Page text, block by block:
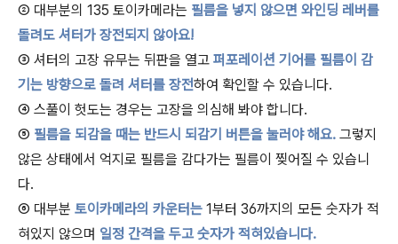
② 대부분의 135 토이카메라는 필름을 넣지 않으면 와인딩 레버를
돌려도 셔터가 장전되지 않아요!
③ 셔터의 고장 유무는 뒤판을 열고 퍼포레이션 기어를 필름이 감
기는 방향으로 돌려 셔터를 장전하여 확인할 수 있습니다.
④ 스풀이 헛도는 경우는 고장을 의심해 봐야 합니다.
⑤ 필름을 되감을 때는 반드시 되감기 버튼을 눌러야 해요. 그렇지
않은 상태에서 억지로 필름을 감다가는 필름이 찢어질 수 있습니
다.
⑥ 대부분 토이카메라의 카운터는 1부터 36까지의 모든 숫자가 적
혀있지 않으며 일정 간격을 두고 숫자가 적혀있습니다.